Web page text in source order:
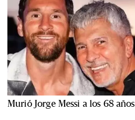
Murió Jorge Messi a los 68 años